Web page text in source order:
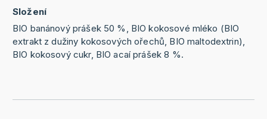
Složení
BIO banánový prášek 50 %, BIO kokosové mléko (BIO
extrakt z dužiny kokosových ořechů, BIO maltodextrin),
BIO kokosový cukr, BIO acaí prášek 8 %.